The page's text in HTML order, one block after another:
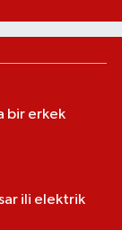
bir erkek
ili elektrik